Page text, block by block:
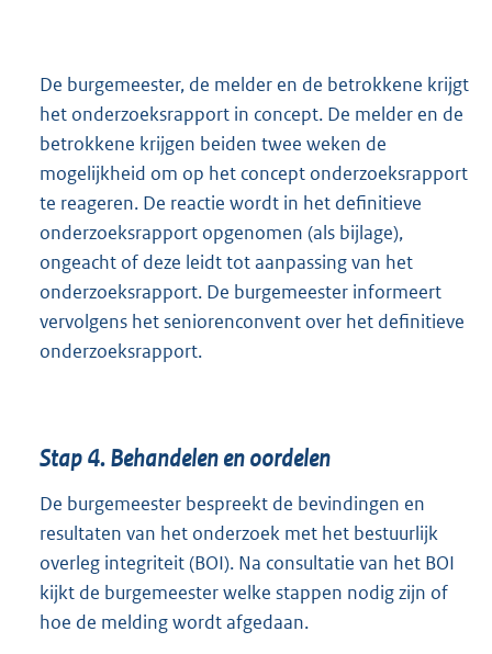
De burgemeester, de melder en de betrokkene krijgt
het onderzoeksrapport in concept. De melder en de
betrokkene krijgen beiden twee weken de
mogelijkheid om op het concept onderzoeksrapport
te reageren. De reactie wordt in het definitieve
onderzoeksrapport opgenomen (als bijlage),
ongeacht of deze leidt tot aanpassing van het
onderzoeksrapport. De burgemeester informeert
vervolgens het seniorenconvent over het definitieve
onderzoeksrapport.
Stap 4. Behandelen en oordelen
De burgemeester bespreekt de bevindingen en
resultaten van het onderzoek met het bestuurlijk
overleg integriteit (BOI). Na consultatie van het BOI
kijkt de burgemeester welke stappen nodig zijn of
hoe de melding wordt afgedaan.